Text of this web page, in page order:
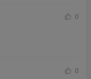
0
0